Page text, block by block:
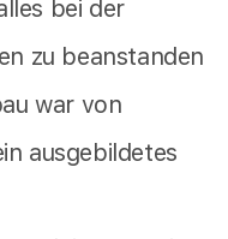
bei der
zu beanstanden
war von
ausgebildetes